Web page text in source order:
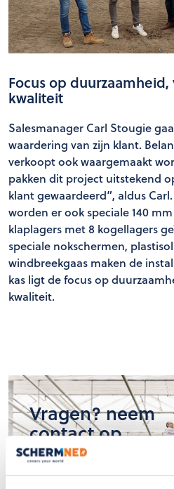
Focus op
kwaliteit
Salesmanager Carl Stougie
waardering van zijn klant.
verkoopt ook waargemaakt
pakken dit project uitstekend
klant gewaardeerd”, aldus
worden er ook speciale 140
klaplagers met 8 kogellagers
speciale nokschermen,
windbreekgaas maken de
kas ligt de focus op
kwaliteit.
Vragen? neem
contact op
Het team bij SchermNed